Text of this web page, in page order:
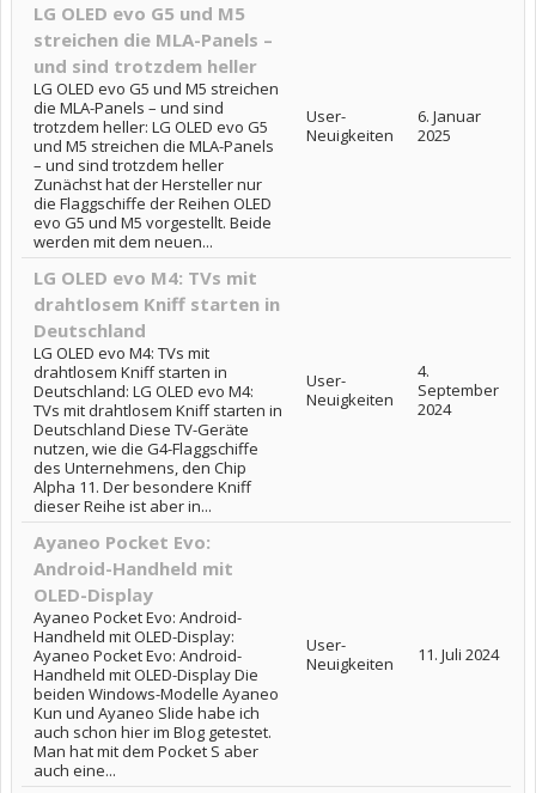
LG OLED evo G5 und M5
streichen die MLA-Panels –
und sind trotzdem heller
LG OLED evo G5 und M5 streichen
die MLA-Panels – und sind
trotzdem heller: LG OLED evo G5
und M5 streichen die MLA-Panels
– und sind trotzdem heller
Zunächst hat der Hersteller nur
die Flaggschiffe der Reihen OLED
evo G5 und M5 vorgestellt. Beide
werden mit dem neuen...
User-
Neuigkeiten
6. Januar
2025
LG OLED evo M4: TVs mit
drahtlosem Kniff starten in
Deutschland
LG OLED evo M4: TVs mit
drahtlosem Kniff starten in
Deutschland: LG OLED evo M4:
TVs mit drahtlosem Kniff starten in
Deutschland Diese TV-Geräte
nutzen, wie die G4-Flaggschiffe
des Unternehmens, den Chip
Alpha 11. Der besondere Kniff
dieser Reihe ist aber in...
User-
Neuigkeiten
4.
September
2024
Ayaneo Pocket Evo:
Android-Handheld mit
OLED-Display
Ayaneo Pocket Evo: Android-
Handheld mit OLED-Display:
Ayaneo Pocket Evo: Android-
Handheld mit OLED-Display Die
beiden Windows-Modelle Ayaneo
Kun und Ayaneo Slide habe ich
auch schon hier im Blog getestet.
Man hat mit dem Pocket S aber
auch eine...
User-
Neuigkeiten
11. Juli 2024